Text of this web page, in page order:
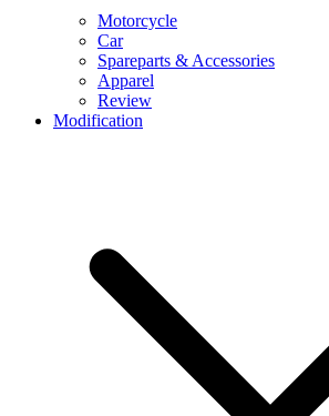
Motorcycle
Car
Spareparts & Accessories
Apparel
Review
Modification